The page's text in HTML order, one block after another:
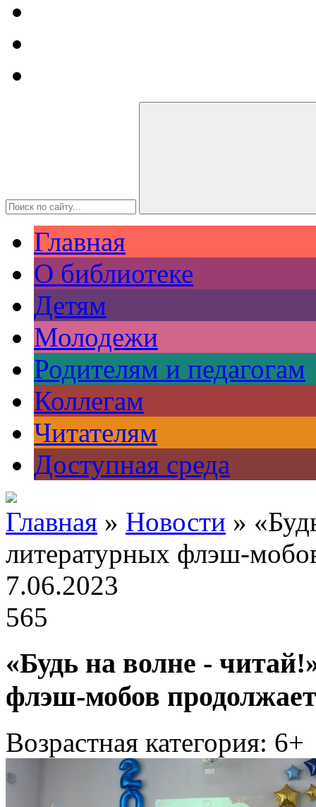
Главная
О библиотеке
Детям
Молодежи
Родителям и педагогам
Коллегам
Читателям
Доступная среда
Главная » Новости »
литературных флэш-
7.06.2023
565
«Будь на волне -
флэш-мобов
Возрастная категория: 6+